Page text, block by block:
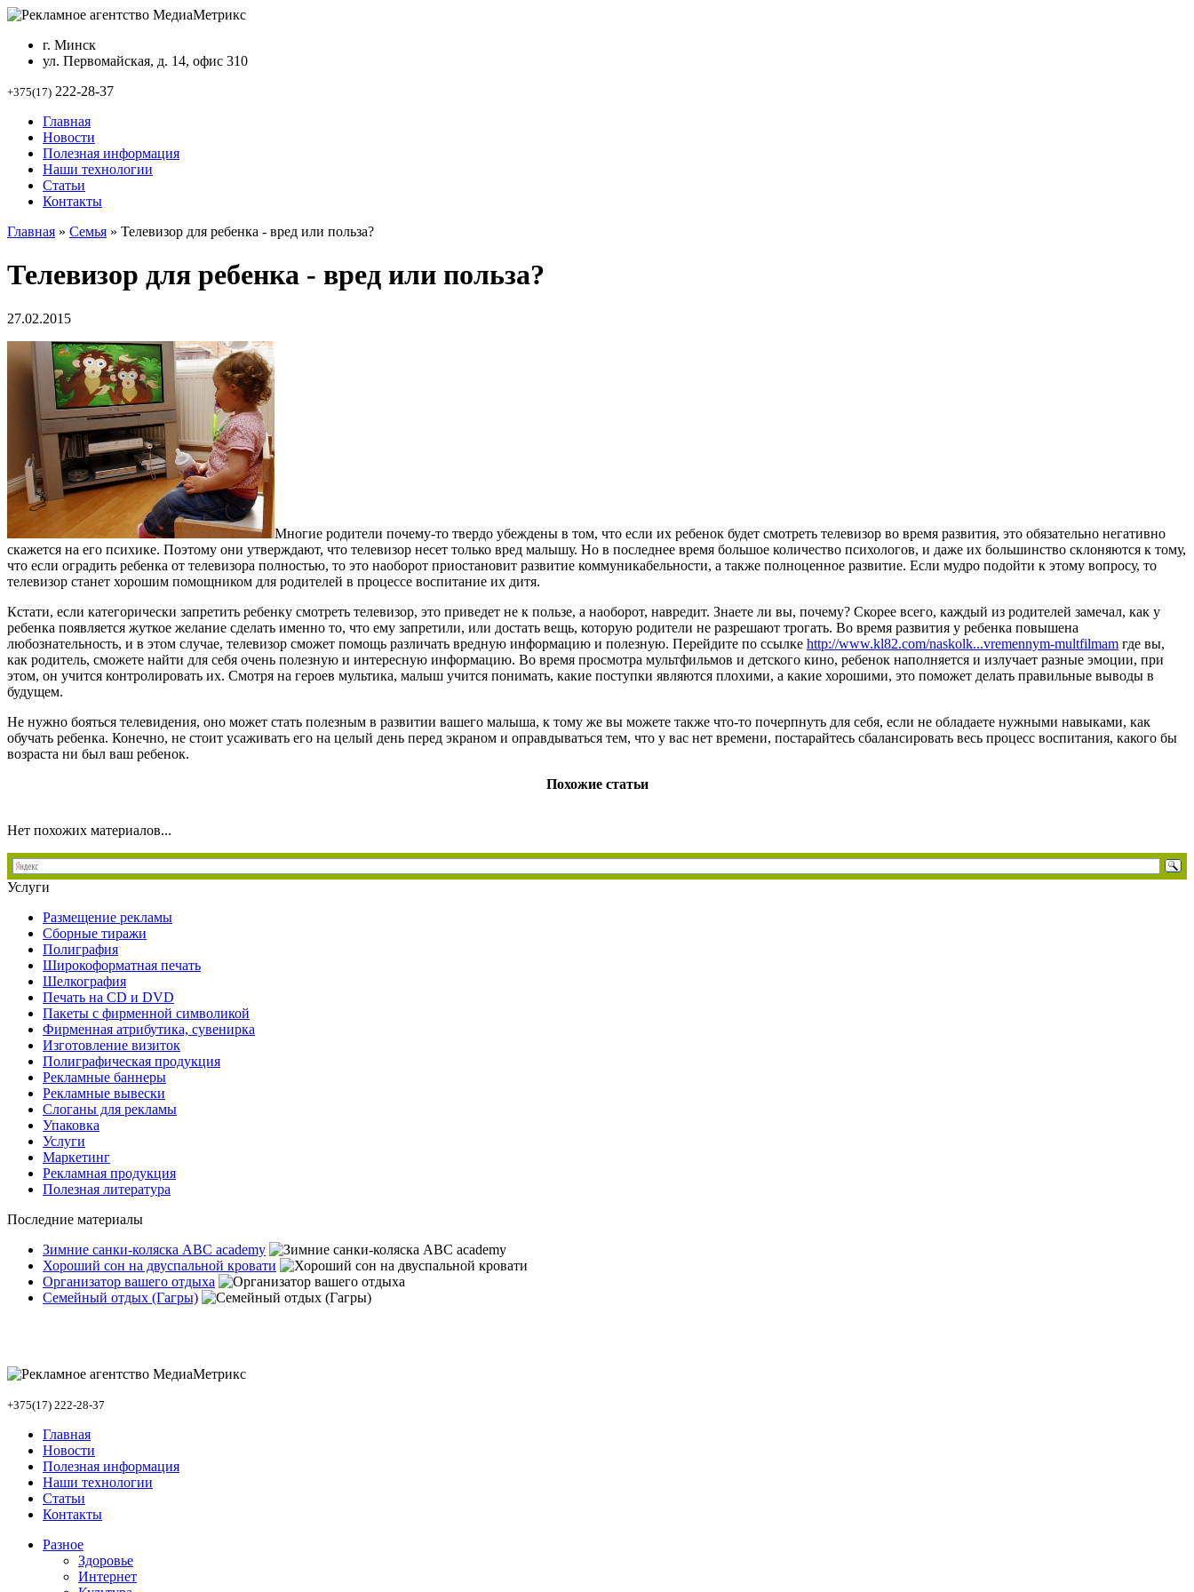
г. Минск
ул. Первомайская, д. 14, офис 310
+375(17) 222-28-37
Главная
Новости
Полезная информация
Наши технологии
Статьи
Контакты
Главная » Семья » Телевизор для ребенка - вред или польза?
Телевизор для ребенка - вред или польза?
27.02.2015
Многие родители почему-то твердо убеждены в том, что если их ребенок будет смотреть телевизор во время развития, это обязательно негативно
скажется на его психике. Поэтому они утверждают, что телевизор несет только вред малышу. Но в последнее время большое количество психологов, и даже их большинство склоняются к тому,
что если оградить ребенка от телевизора полностью, то это наоборот приостановит развитие коммуникабельности, а также полноценное развитие. Если мудро подойти к этому вопросу, то
телевизор станет хорошим помощником для родителей в процессе воспитание их дитя.
Кстати, если категорически запретить ребенку смотреть телевизор, это приведет не к пользе, а наоборот, навредит. Знаете ли вы, почему? Скорее всего, каждый из родителей замечал, как у
ребенка появляется жуткое желание сделать именно то, что ему запретили, или достать вещь, которую родители не разрешают трогать. Во время развития у ребенка повышена
любознательность, и в этом случае, телевизор сможет помощь различать вредную информацию и полезную. Перейдите по ссылке http://www.kl82.com/naskolk...vremennym-multfilmam где вы,
как родитель, сможете найти для себя очень полезную и интересную информацию. Во время просмотра мультфильмов и детского кино, ребенок наполняется и излучает разные эмоции, при
этом, он учится контролировать их. Смотря на героев мультика, малыш учится понимать, какие поступки являются плохими, а какие хорошими, это поможет делать правильные выводы в
будущем.
Не нужно бояться телевидения, оно может стать полезным в развитии вашего малыша, к тому же вы можете также что-то почерпнуть для себя, если не обладаете нужными навыками, как
обучать ребенка. Конечно, не стоит усаживать его на целый день перед экраном и оправдываться тем, что у вас нет времени, постарайтесь сбалансировать весь процесс воспитания, какого бы
возраста ни был ваш ребенок.
Похожие статьи
Нет похожих материалов...
Услуги
Размещение рекламы
Сборные тиражи
Полиграфия
Широкоформатная печать
Шелкография
Печать на СD и DVD
Пакеты с фирменной символикой
Фирменная атрибутика, сувенирка
Изготовление визиток
Полиграфическая продукция
Рекламные баннеры
Рекламные вывески
Слоганы для рекламы
Упаковка
Услуги
Маркетинг
Рекламная продукция
Полезная литература
Последние материалы
Зимние санки-коляска ABC academy
Хороший сон на двуспальной кровати
Организатор вашего отдыха
Семейный отдых (Гагры)
+375(17) 222-28-37
Главная
Новости
Полезная информация
Наши технологии
Статьи
Контакты
Разное
Здоровье
Интернет